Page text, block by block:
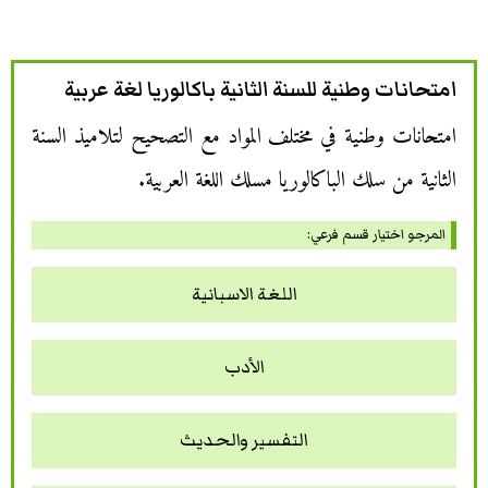
امتحانات وطنية للسنة الثانية باكالوريا لغة عربية
امتحانات وطنية في مختلف المواد مع التصحيح لتلاميذ السنة
الثانية من سلك الباكالوريا مسلك اللغة العربية.
المرجو اختيار قسم فرعي:
اللغة الاسبانية
الأدب
التفسير والحديث